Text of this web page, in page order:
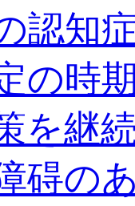
認知
の時
を継
碍の